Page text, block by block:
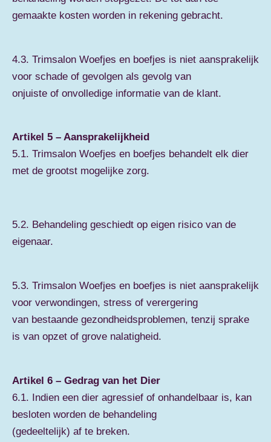
gemaakte kosten worden in rekening gebracht.
4.3. Trimsalon Woefjes en boefjes is niet aansprakelijk
voor schade of gevolgen als gevolg van
onjuiste of onvolledige informatie van de klant.
Artikel 5 – Aansprakelijkheid
5.1. Trimsalon Woefjes en boefjes behandelt elk dier
met de grootst mogelijke zorg.
5.2. Behandeling geschiedt op eigen risico van de
eigenaar.
5.3. Trimsalon Woefjes en boefjes is niet aansprakelijk
voor verwondingen, stress of verergering
van bestaande gezondheidsproblemen, tenzij sprake
is van opzet of grove nalatigheid.
Artikel 6 – Gedrag van het Dier
6.1. Indien een dier agressief of onhandelbaar is, kan
besloten worden de behandeling
(gedeeltelijk) af te breken.